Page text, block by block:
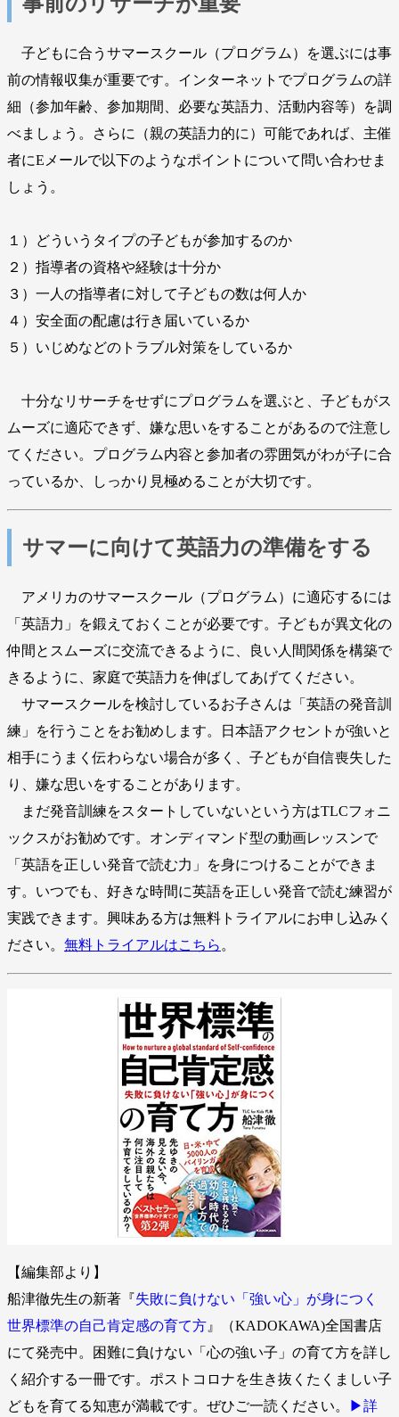
子どもに合うサマースクール（プログラム）を選ぶには事
前の情報収集が重要です。インターネットでプログラムの詳
細（参加年齢、参加期間、必要な英語力、活動内容等）を調
べましょう。さらに（親の英語力的に）可能であれば、主催
者にEメールで以下のようなポイントについて問い合わせま
しょう。
１）どういうタイプの子どもが参加するのか
２）指導者の資格や経験は十分か
３）一人の指導者に対して子どもの数は何人か
４）安全面の配慮は行き届いているか
５）いじめなどのトラブル対策をしているか
十分なリサーチをせずにプログラムを選ぶと、子どもがス
ムーズに適応できず、嫌な思いをすることがあるので注意し
てください。プログラム内容と参加者の雰囲気がわが子に合
っているか、しっかり見極めることが大切です。
サマーに向けて英語力の準備をする
アメリカのサマースクール（プログラム）に適応するには
「英語力」を鍛えておくことが必要です。子どもが異文化の
仲間とスムーズに交流できるように、良い人間関係を構築で
きるように、家庭で英語力を伸ばしてあげてください。
サマースクールを検討しているお子さんは「英語の発音訓
練」を行うことをお勧めします。日本語アクセントが強いと
相手にうまく伝わらない場合が多く、子どもが自信喪失した
り、嫌な思いをすることがあります。
まだ発音訓練をスタートしていないという方はTLCフォニ
ックスがお勧めです。オンディマンド型の動画レッスンで
「英語を正しい発音で読む力」を身につけることができま
す。いつでも、好きな時間に英語を正しい発音で読む練習が
実践できます。興味ある方は無料トライアルにお申し込みく
ださい。 無料トライアルはこちら 。
【編集部より】
船津徹先生の新著『 失敗に負けない「強い心」が身につく
世界標準の自己肯定感の育て方』（KADOKAWA)全国書店
にて発売中。困難に負けない「心の強い子」の育て方を詳し
く紹介する一冊です。ポストコロナを生き抜くたくましい子
どもを育てる知恵が満載です。ぜひご一読ください。
▶︎詳